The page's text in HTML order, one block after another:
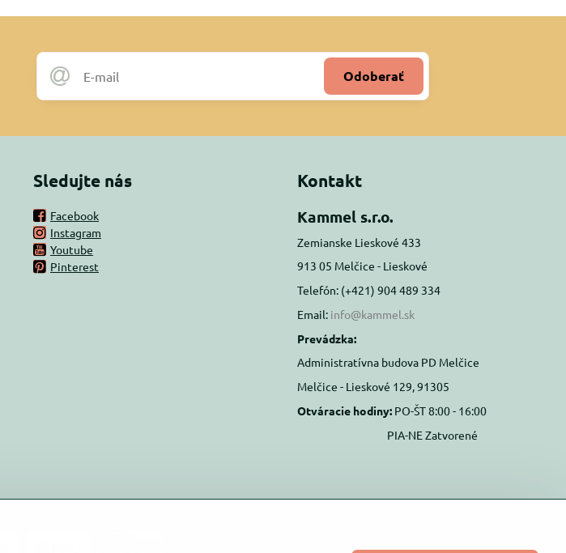
Odoberať
Sledujte nás
Facebook
Instagram
Youtube
Pinterest
Kontakt
Kammel s.r.o.
Zemianske Lieskové 433
913 05 Melčice - Lieskové
Telefón: (+421) 904 489 334
Email: info@kammel.sk
Prevádzka:
Administratívna budova PD Melčice
Melčice - Lieskové 129, 91305
Otváracie hodiny: PO-ŠT 8:00 - 16:00
PIA-NE Zatvorené